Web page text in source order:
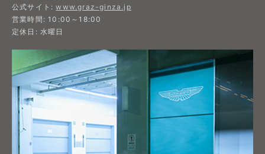
公式サイト:www.graz-ginza.jp
営業時間: 10:00～18:00
定休日: 水曜日